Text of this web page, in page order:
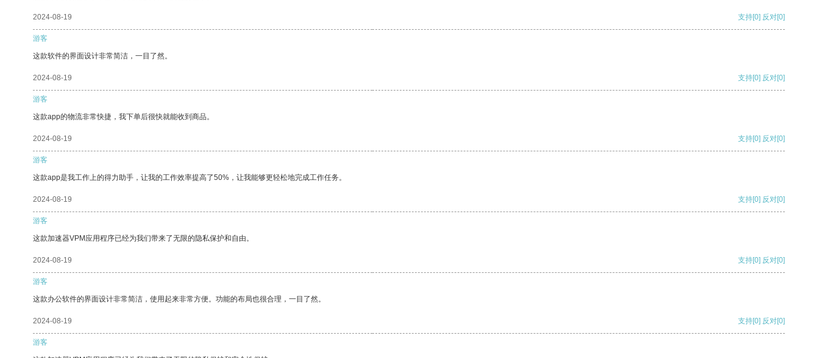
2024-08-19 支持[0] 反对[0]
游客
这款软件的界面设计非常简洁，一目了然。
2024-08-19 支持[0] 反对[0]
游客
这款app的物流非常快捷，我下单后很快就能收到商品。
2024-08-19 支持[0] 反对[0]
游客
这款app是我工作上的得力助手，让我的工作效率提高了50%，让我能够更轻松地完成工作任务。
2024-08-19 支持[0] 反对[0]
游客
这款加速器VPM应用程序已经为我们带来了无限的隐私保护和自由。
2024-08-19 支持[0] 反对[0]
游客
这款办公软件的界面设计非常简洁，使用起来非常方便。功能的布局也很合理，一目了然。
2024-08-19 支持[0] 反对[0]
游客